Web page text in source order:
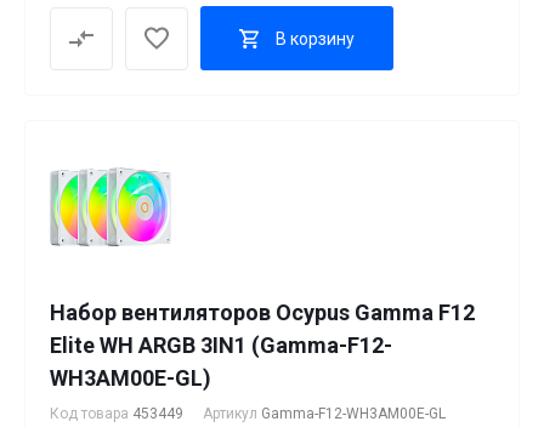
В корзину
Набор вентиляторов Ocypus Gamma F12
Elite WH ARGB 3IN1 (Gamma-F12-
WH3AM00E-GL)
Код товара 453449 Артикул Gamma-F12-WH3AM00E-GL